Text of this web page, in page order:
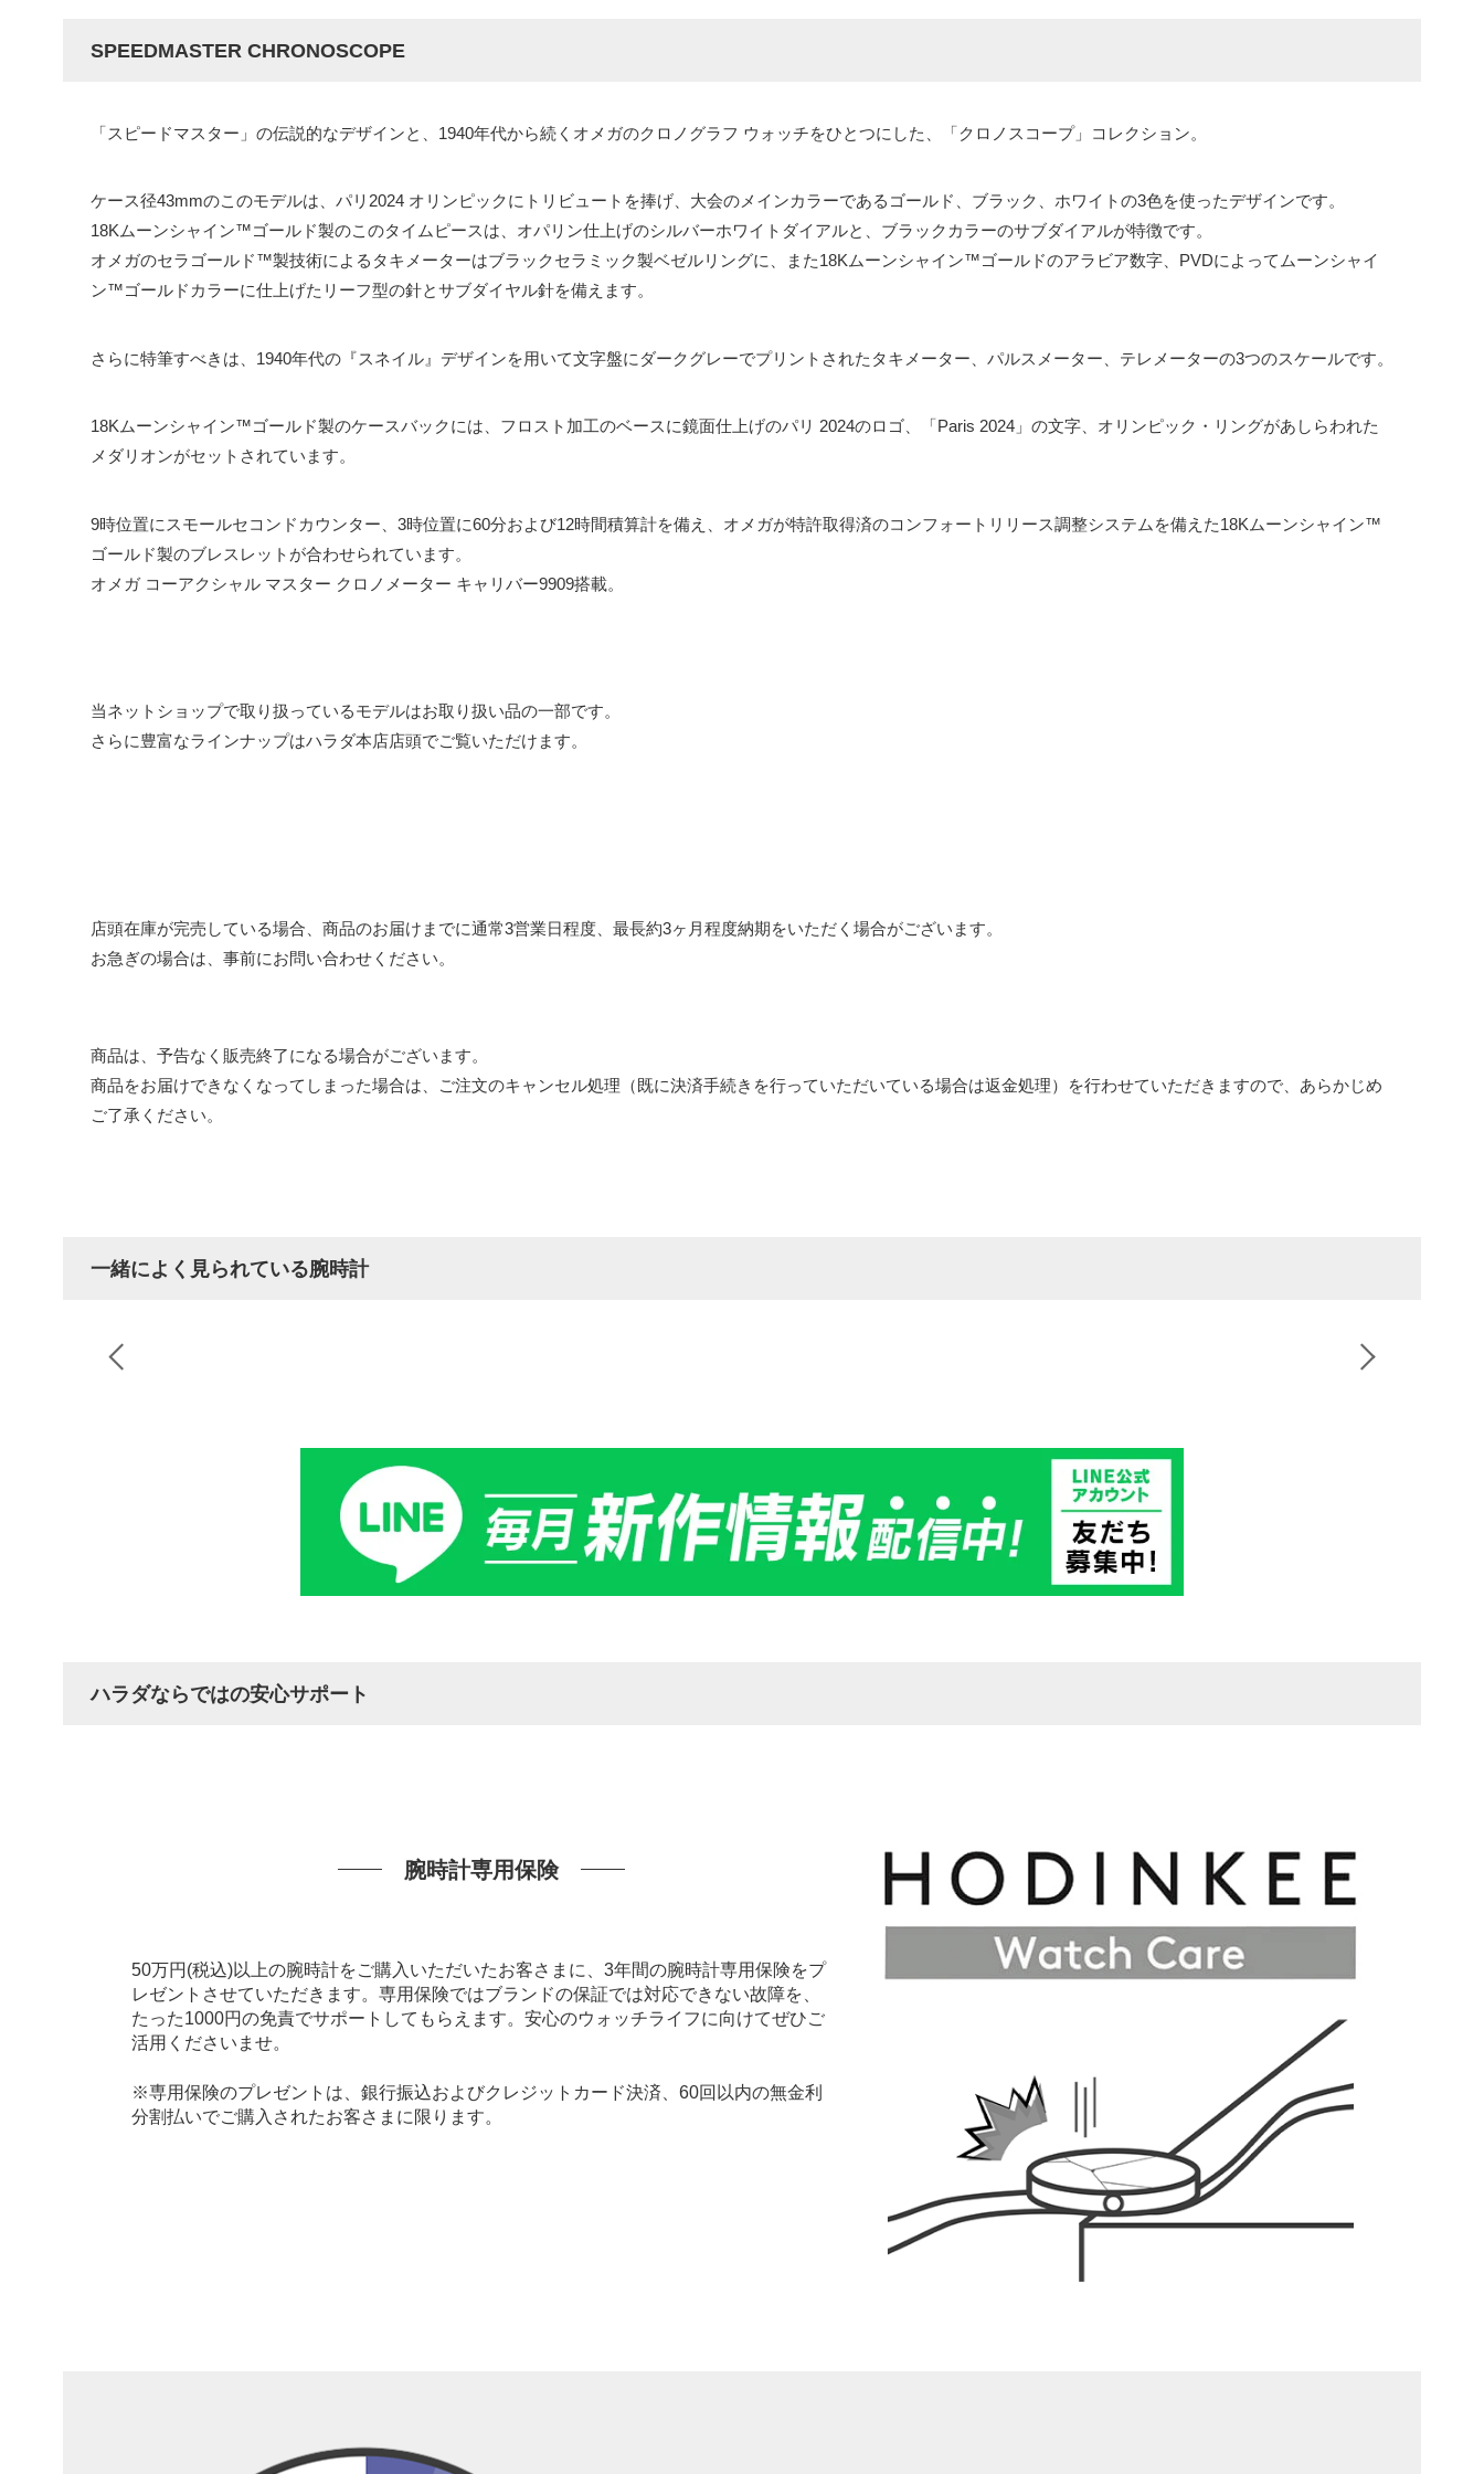
SPEEDMASTER CHRONOSCOPE
「スピードマスター」の伝説的なデザインと、1940年代から続くオメガのクロノグラフ ウォッチをひとつにした、「クロノスコープ」コレクション。
ケース径43mmのこのモデルは、パリ2024 オリンピックにトリビュートを捧げ、大会のメインカラーであるゴールド、ブラック、ホワイトの3色を使ったデザインです。
18Kムーンシャイン™ゴールド製のこのタイムピースは、オパリン仕上げのシルバーホワイトダイアルと、ブラックカラーのサブダイアルが特徴です。
オメガのセラゴールド™製技術によるタキメーターはブラックセラミック製ベゼルリングに、また18Kムーンシャイン™ゴールドのアラビア数字、PVDによってムーンシャイ
ン™ゴールドカラーに仕上げたリーフ型の針とサブダイヤル針を備えます。
さらに特筆すべきは、1940年代の『スネイル』デザインを用いて文字盤にダークグレーでプリントされたタキメーター、パルスメーター、テレメーターの3つのスケールです。
18Kムーンシャイン™ゴールド製のケースバックには、フロスト加工のベースに鏡面仕上げのパリ 2024のロゴ、「Paris 2024」の文字、オリンピック・リングがあしらわれた
メダリオンがセットされています。
9時位置にスモールセコンドカウンター、3時位置に60分および12時間積算計を備え、オメガが特許取得済のコンフォートリリース調整システムを備えた18Kムーンシャイン™
ゴールド製のブレスレットが合わせられています。
オメガ コーアクシャル マスター クロノメーター キャリバー9909搭載。
当ネットショップで取り扱っているモデルはお取り扱い品の一部です。
さらに豊富なラインナップはハラダ本店店頭でご覧いただけます。
店頭在庫が完売している場合、商品のお届けまでに通常3営業日程度、最長約3ヶ月程度納期をいただく場合がございます。
お急ぎの場合は、事前にお問い合わせください。
商品は、予告なく販売終了になる場合がございます。
商品をお届けできなくなってしまった場合は、ご注文のキャンセル処理（既に決済手続きを行っていただいている場合は返金処理）を行わせていただきますので、あらかじめ
ご了承ください。
一緒によく見られている腕時計
ハラダならではの安心サポート
腕時計専用保険
50万円(税込)以上の腕時計をご購入いただいたお客さまに、3年間の腕時計専用保険をプ
レゼントさせていただきます。専用保険ではブランドの保証では対応できない故障を、
たった1000円の免責でサポートしてもらえます。安心のウォッチライフに向けてぜひご
活用くださいませ。
※専用保険のプレゼントは、銀行振込およびクレジットカード決済、60回以内の無金利
分割払いでご購入されたお客さまに限ります。